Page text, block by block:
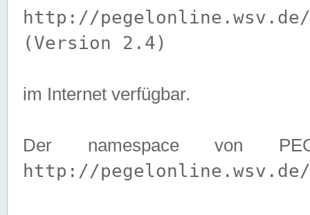
http://pegelonline.wsv.de/
(Version 2.4)
im Internet verfügbar.
Der namespace von
http://pegelonline.wsv.de/